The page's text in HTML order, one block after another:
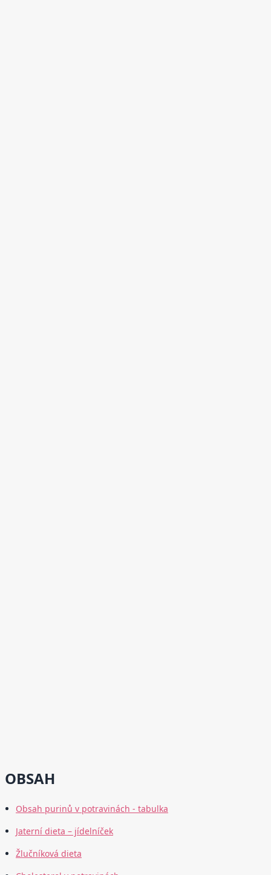
OBSAH
Obsah purinů v potravinách - tabulka
Jaterní dieta – jídelníček
Žlučníková dieta